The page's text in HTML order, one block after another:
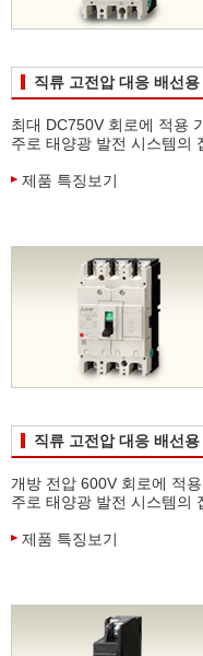
직류 고전압 대응 배선
최대 DC750V 회로에 적용
주로 태양광 발전 시스템의
제품 특징보기
직류 고전압 대응 배선
개방 전압 600V 회로에 적
주로 태양광 발전 시스템의
제품 특징보기